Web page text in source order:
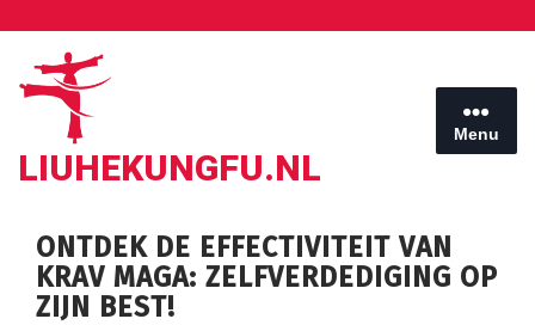
inhoud
LIUHEKUNGFU.NL
Menu
ONTDEK DE EFFECTIVITEIT VAN
KRAV MAGA: ZELFVERDEDIGING OP
ZIJN BEST!